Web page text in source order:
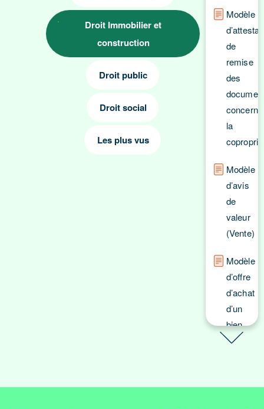
Droit Immobilier et
construction
Droit public
Droit social
Les plus vus
Modèle
de
remise
des
la
Modèle
d’avis
de
valeur
(Vente)
Modèle
d’offre
d’achat
d’un
bien
en
Modèle